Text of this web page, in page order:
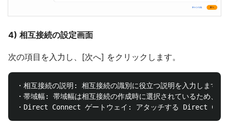
4) 相互接続の設定画面
次の項目を入力し、[次へ] をクリックします。
・相互接続の説明: 相互接続の識別に役立つ説明を入力します
・帯域幅: 帯域幅は相互接続の作成時に選択されているため、受